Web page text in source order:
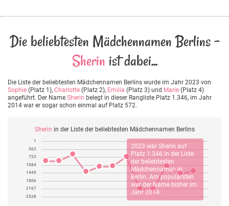
Die beliebtesten Mädchennamen Berlins -
Sherin ist dabei...
Die Liste der beliebtesten Mädchennamen Berlins wurde im Jahr 2023 von
Sophie (Platz 1), Charlotte (Platz 2), Emilia (Platz 3) und Marie (Platz 4)
angeführt. Der Name Sherin belegt in dieser Rangliste Platz 1.346, im Jahr
2014 war er sogar schon einmal auf Platz 572.
Sherin in der Liste der beliebtesten Mädchennamen Berlins
2023 war Sherin auf
Platz 1.346 in der Liste
der beliebtesten
Mädchennamen in
Berlin. Am populärsten
war der Name bisher im
Jahr 2014.
1
362
723
1084
1445
1806
2167
2528